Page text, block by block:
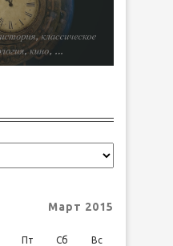
Март 2015
Пт Сб Вс